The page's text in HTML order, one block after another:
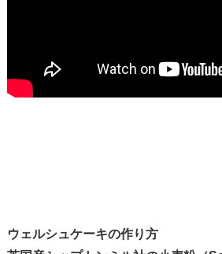
ウェルシュケーキの作り方